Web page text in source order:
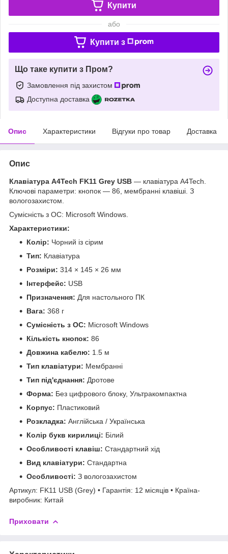
Купити
або
Купити з
Що таке купити з Пром?
Замовлення під захистом
Доступна доставка
Опис Характеристики Відгуки про товар Доставка
Опис
Клавіатура A4Tech FK11 Grey USB — клавіатура A4Tech.
Ключові параметри: кнопок — 86, мембранні клавіші. З
вологозахистом.
Сумісність з ОС: Microsoft Windows.
Характеристики:
Колір: Чорний із сірим
Тип: Клавіатура
Розміри: 314 × 145 × 26 мм
Інтерфейс: USB
Призначення: Для настольного ПК
Вага: 368 г
Сумісність з ОС: Microsoft Windows
Кількість кнопок: 86
Довжина кабелю: 1.5 м
Тип клавіатури: Мембранні
Тип під'єднання: Дротове
Форма: Без цифрового блоку, Ультракомпактна
Корпус: Пластиковий
Розкладка: Англійська / Українська
Колір букв кирилиці: Білий
Особливості клавіш: Стандартний хід
Вид клавіатури: Стандартна
Особливості: З вологозахистом
Артикул: FK11 USB (Grey) • Гарантія: 12 місяців • Країна-
виробник: Китай
Приховати